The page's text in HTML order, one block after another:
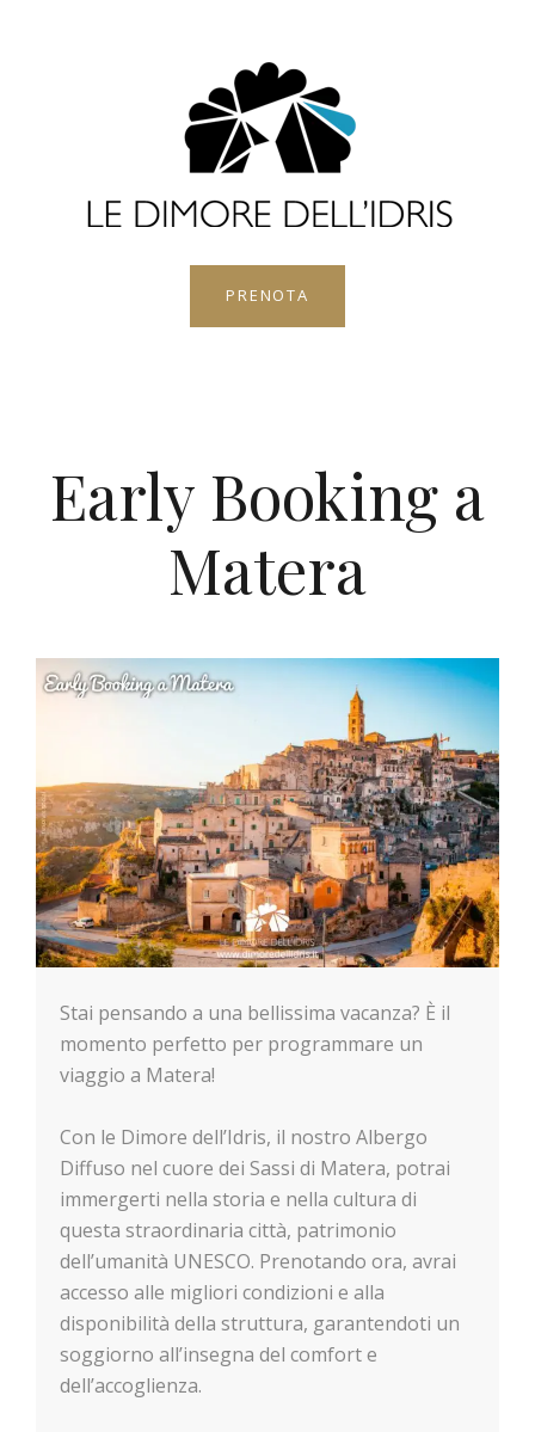
PRENOTA
Early Booking a
Matera
Stai pensando a una bellissima vacanza? È il
momento perfetto per programmare un
viaggio a Matera!
Con le Dimore dell’Idris, il nostro Albergo
Diffuso nel cuore dei Sassi di Matera, potrai
immergerti nella storia e nella cultura di
questa straordinaria città, patrimonio
dell’umanità UNESCO. Prenotando ora, avrai
accesso alle migliori condizioni e alla
disponibilità della struttura, garantendoti un
soggiorno all’insegna del comfort e
dell’accoglienza.